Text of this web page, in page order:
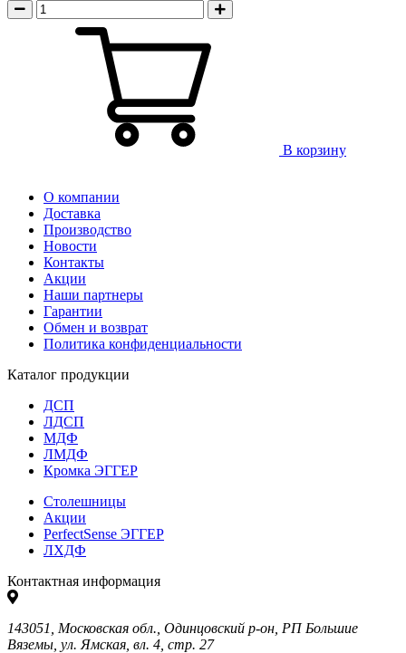
В корзину
О компании
Доставка
Производство
Новости
Контакты
Акции
Наши партнеры
Гарантии
Обмен и возврат
Политика конфиденциальности
Каталог продукции
ДСП
ЛДСП
МДФ
ЛМДФ
Кромка ЭГГЕР
Столешницы
Акции
PerfectSense ЭГГЕР
ЛХДФ
Контактная информация
143051, Московская обл., Одинцовский р-он, РП Большие
Вяземы, ул. Ямская, вл. 4, стр. 27